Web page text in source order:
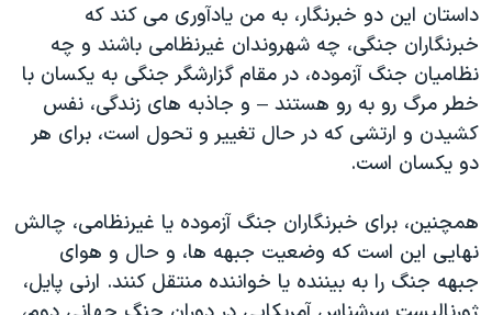
داستان این دو خبرنگار، به من یادآوری می کند که
خبرنگاران جنگی، چه شهروندان غیرنظامی باشند و چه
نظامیان جنگ آزموده، در مقام گزارشگر جنگی به یکسان با
خطر مرگ رو به رو هستند – و جاذبه های زندگی، نفس
کشیدن و ارتشی که در حال تغییر و تحول است، برای هر
دو یکسان است.
همچنین، برای خبرنگاران جنگ آزموده یا غیرنظامی، چالش
نهایی این است که وضعیت جبهه ها، و حال و هوای
جبهه جنگ را به بیننده یا خواننده منتقل کنند. ارنی پایل،